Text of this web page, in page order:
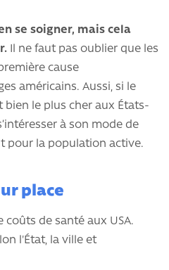
se soigner, mais cela
Il ne faut pas oublier que les
cause
américains. Aussi, si le
bien le plus cher aux États-
à son mode de
pour la population active.
place
de santé aux USA.
l'État, la ville et